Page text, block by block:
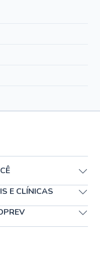
E CLÍNICAS